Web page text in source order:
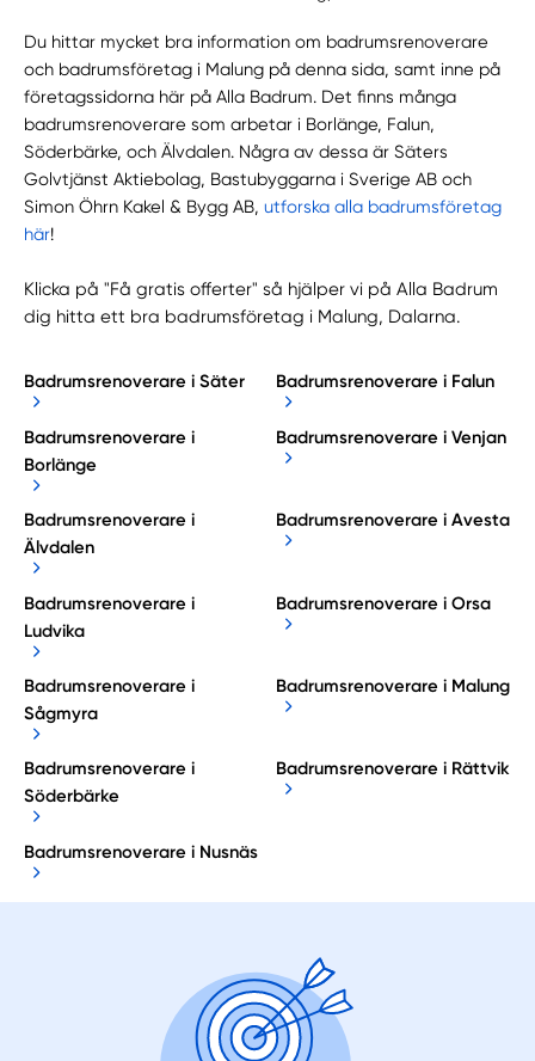
Du hittar mycket bra information om badrumsrenoverare
och badrumsföretag i Malung på denna sida, samt inne på
företagssidorna här på Alla Badrum. Det finns många
badrumsrenoverare som arbetar i Borlänge, Falun,
Söderbärke, och Älvdalen. Några av dessa är Säters
Golvtjänst Aktiebolag, Bastubyggarna i Sverige AB och
Simon Öhrn Kakel & Bygg AB,utforska alla badrumsföretag
här!
Klicka på "Få gratis offerter" så hjälper vi på Alla Badrum
dig hitta ett bra badrumsföretag i Malung, Dalarna.
Badrumsrenoverare i Säter Badrumsrenoverare i Falun
Badrumsrenoverare i
Borlänge
Badrumsrenoverare i Venjan
Badrumsrenoverare i
Älvdalen
Badrumsrenoverare i Avesta
Badrumsrenoverare i
Ludvika
Badrumsrenoverare i Orsa
Badrumsrenoverare i
Sågmyra
Badrumsrenoverare i Malung
Badrumsrenoverare i
Söderbärke
Badrumsrenoverare i Rättvik
Badrumsrenoverare i Nusnäs